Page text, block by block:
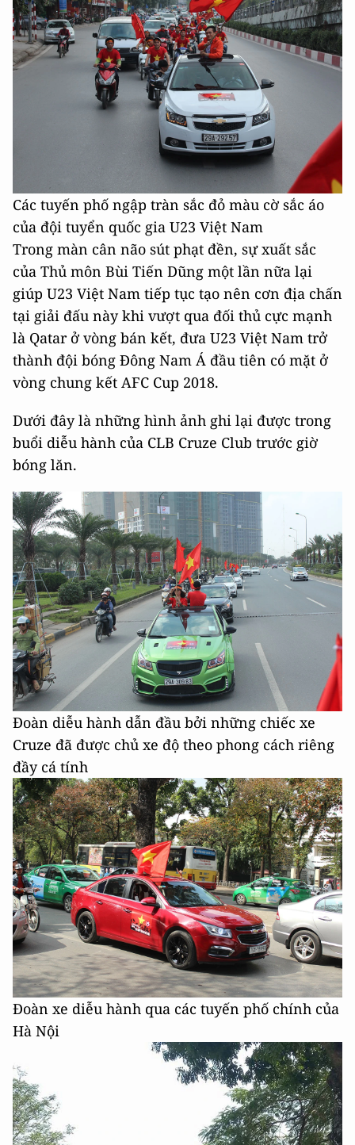
Các tuyến phố ngập tràn sắc đỏ màu cờ sắc áo
của đội tuyển quốc gia U23 Việt Nam
Trong màn cân não sút phạt đền, sự xuất sắc
của Thủ môn Bùi Tiến Dũng một lần nữa lại
giúp U23 Việt Nam tiếp tục tạo nên cơn địa chấn
tại giải đấu này khi vượt qua đối thủ cực mạnh
là Qatar ở vòng bán kết, đưa U23 Việt Nam trở
thành đội bóng Đông Nam Á đầu tiên có mặt ở
vòng chung kết AFC Cup 2018.
Dưới đây là những hình ảnh ghi lại được trong
buổi diễu hành của CLB Cruze Club trước giờ
bóng lăn.
Đoàn diễu hành dẫn đầu bởi những chiếc xe
Cruze đã được chủ xe độ theo phong cách riêng
đầy cá tính
Đoàn xe diễu hành qua các tuyến phố chính của
Hà Nội